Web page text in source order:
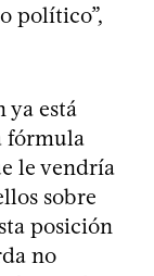
político”,
ya está
fórmula
le vendría
sobre
posición
no